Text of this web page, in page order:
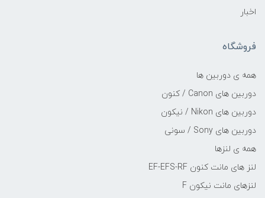
اخبار
فروشگاه
همه ی دوربین ها
دوربین های Canon / کنون
دوربین های Nikon / نیکون
دوربین های Sony / سونی
همه ی لنزها
لنز های مانت کنون EF-EFS-RF
لنزهای مانت نیکون F